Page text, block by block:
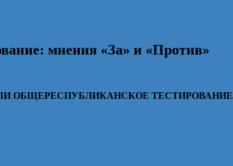
мнения «За» и «Против»
ОБЩЕРЕСПУБЛИКАНСКОЕ ТЕСТИРОВАНИЕ